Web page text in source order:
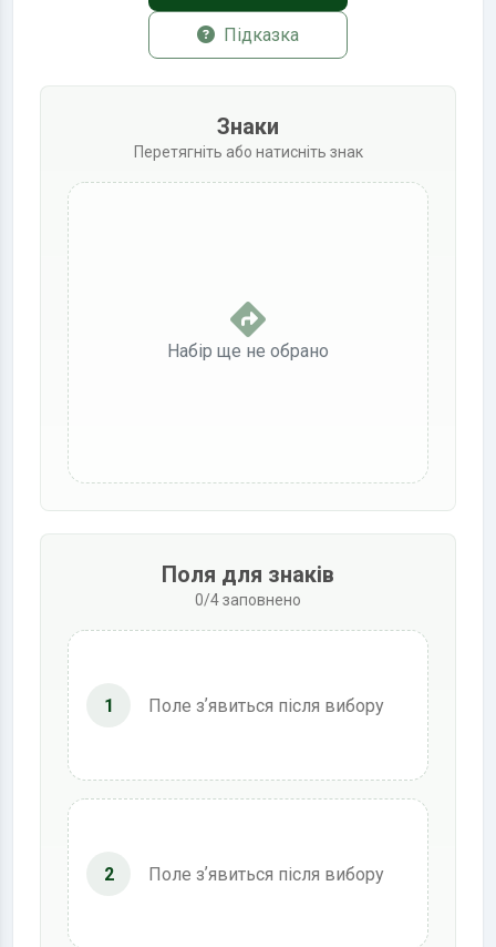
Підказка
Знаки
Перетягніть або натисніть знак
Набір ще не обрано
Поля для знаків
0/4 заповнено
1 Поле зʼявиться після вибору
2 Поле зʼявиться після вибору